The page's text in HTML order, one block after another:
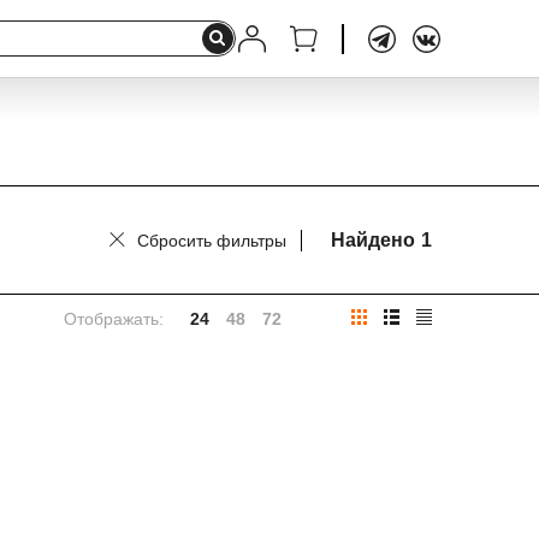
Сбросить фильтры Найдено 1
Отображать: 24 48 72